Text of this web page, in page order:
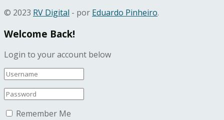
© 2023 RV Digital - por Eduardo Pinheiro.
Welcome Back!
Login to your account below
Remember Me